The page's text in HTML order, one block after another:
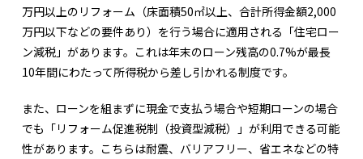
万円以上のリフォーム（床面積50㎡以上、合計所得金額2,000
万円以下などの要件あり）を行う場合に適用される「住宅ロー
ン減税」があります。これは年末のローン残高の0.7%が最長
10年間にわたって所得税から差し引かれる制度です。
また、ローンを組まずに現金で支払う場合や短期ローンの場合
でも「リフォーム促進税制（投資型減税）」が利用できる可能
性があります。こちらは耐震、バリアフリー、省エネなどの特